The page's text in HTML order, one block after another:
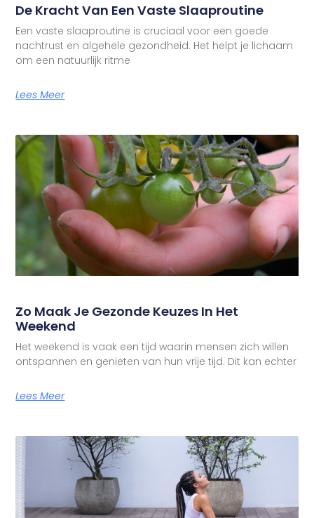
De Kracht Van Een Vaste Slaaproutine
Een vaste slaaproutine is cruciaal voor een goede
nachtrust en algehele gezondheid. Het helpt je lichaam
om een natuurlijk ritme
Lees Meer
Zo Maak Je Gezonde Keuzes In Het
Weekend
Het weekend is vaak een tijd waarin mensen zich willen
ontspannen en genieten van hun vrije tijd. Dit kan echter
Lees Meer